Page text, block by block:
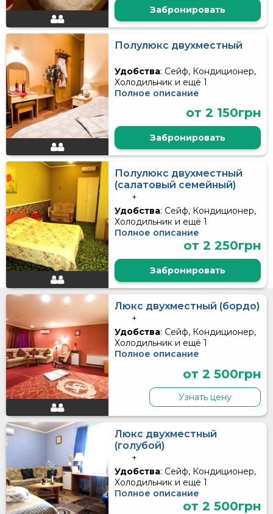
Забронировать
Полулюкс двухместный
Удобства: Сейф, Кондиционер,
Холодильник и ещё 1
Полное описание
от 2 150грн
Забронировать
Полулюкс двухместный
(салатовый семейный)
+
Удобства: Сейф, Кондиционер,
Холодильник и ещё 1
Полное описание
от 2 250грн
Забронировать
Люкс двухместный (бордо)
+
Удобства: Сейф, Кондиционер,
Холодильник и ещё 1
Полное описание
от 2 500грн
Узнать цену
Люкс двухместный
(голубой)
+
Удобства: Сейф, Кондиционер,
Холодильник и ещё 1
Полное описание
от 2 500грн